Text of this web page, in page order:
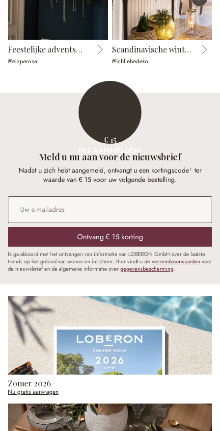
Feestelijke adventsmagie
@elaperona
Scandinavische winterdroom
@ichliebedeko
€ 15
NU AANMELDEN
Meld u nu aan voor de nieuwsbrief
Nadat u zich hebt aangemeld, ontvangt u een kortingscode¹ ter
waarde van € 15 voor uw volgende bestelling.
E-mailadres
Ontvang € 15 korting
Ik ga akkoord met het ontvangen van informatie van LOBERON GmbH over de laatste
trends op het gebied van wonen en inrichten. Hier vindt u deverzendvoorwaarden voor
de nieuwsbrief en de algemene informatie overgegevensbescherming.
Zomer 2026
Nu gratis aanvragen